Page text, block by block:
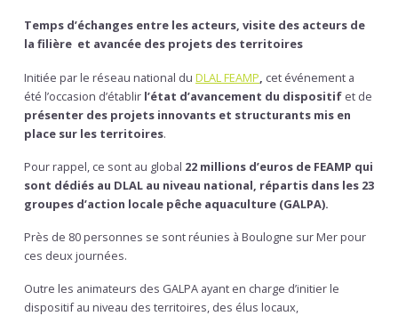
Temps d’échanges entre les acteurs, visite des acteurs de
la filière et avancée des projets des territoires
Initiée par le réseau national du DLAL FEAMP, cet événement a
été l’occasion d’établir l’état d’avancement du dispositif et de
présenter des projets innovants et structurants mis en
place sur les territoires.
Pour rappel, ce sont au global 22 millions d’euros de FEAMP qui
sont dédiés au DLAL au niveau national, répartis dans les 23
groupes d’action locale pêche aquaculture (GALPA).
Près de 80 personnes se sont réunies à Boulogne sur Mer pour
ces deux journées.
Outre les animateurs des GALPA ayant en charge d’initier le
dispositif au niveau des territoires, des élus locaux,